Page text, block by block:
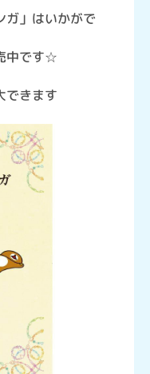
ガ」はいかがで
中です☆
できます